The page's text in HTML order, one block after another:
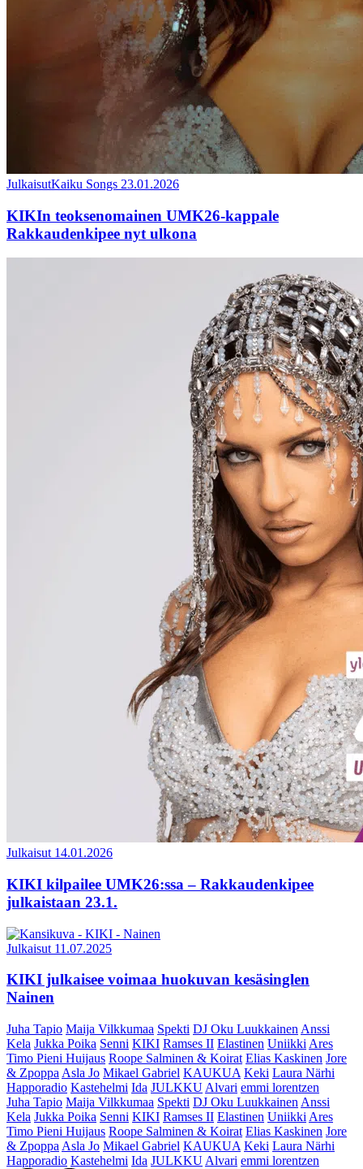
JulkaisutKaiku Songs 23.01.2026
KIKIn teoksenomainen UMK26-kappale
Rakkaudenkipee nyt ulkona
Julkaisut 14.01.2026
KIKI kilpailee UMK26:ssa – Rakkaudenkipee
julkaistaan 23.1.
Julkaisut 11.07.2025
KIKI julkaisee voimaa huokuvan kesäsinglen
Nainen
Juha Tapio Maija Vilkkumaa Spekti DJ Oku Luukkainen Anssi
Kela Jukka Poika Senni KIKI Ramses II Elastinen Uniikki Ares
Timo Pieni Huijaus Roope Salminen & Koirat Elias Kaskinen Jore
& Zpoppa Asla Jo Mikael Gabriel KAUKUA Keki Laura Närhi
Happoradio Kastehelmi Ida JULKKU Alvari emmi lorentzen
Juha Tapio Maija Vilkkumaa Spekti DJ Oku Luukkainen Anssi
Kela Jukka Poika Senni KIKI Ramses II Elastinen Uniikki Ares
Timo Pieni Huijaus Roope Salminen & Koirat Elias Kaskinen Jore
& Zpoppa Asla Jo Mikael Gabriel KAUKUA Keki Laura Närhi
Happoradio Kastehelmi Ida JULKKU Alvari emmi lorentzen